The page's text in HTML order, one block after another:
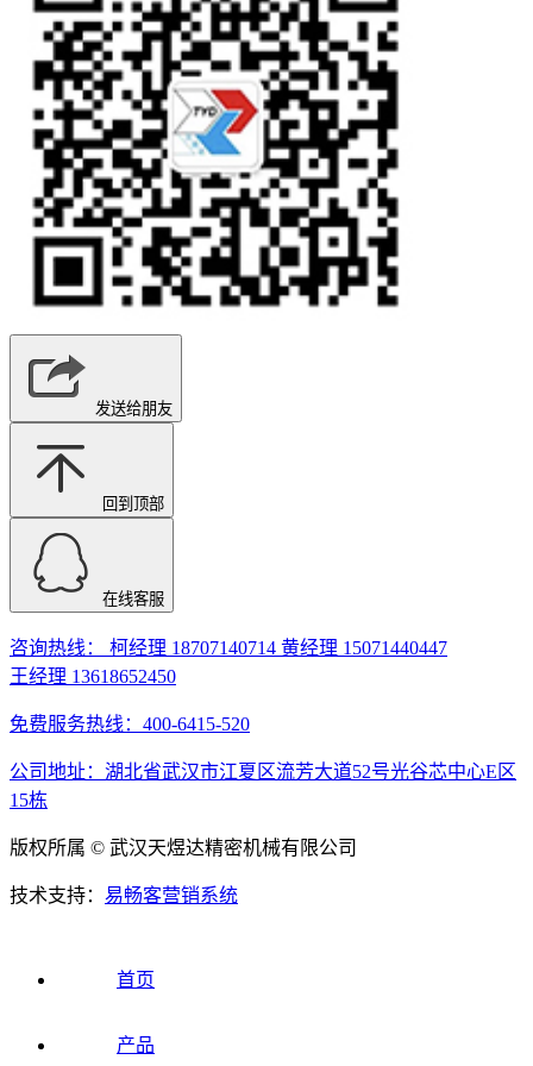
发送给朋友
回到顶部
在线客服
咨询热线： 柯经理 18707140714 黄经理 15071440447
王经理 13618652450
免费服务热线：400-6415-520
公司地址：湖北省武汉市江夏区流芳大道52号光谷芯中心E区
15栋
版权所属 © 武汉天煜达精密机械有限公司
技术支持： 易畅客营销系统
首页
产品